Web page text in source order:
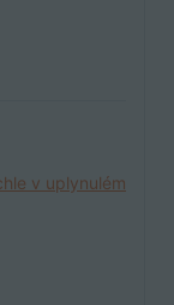
v uplynulém